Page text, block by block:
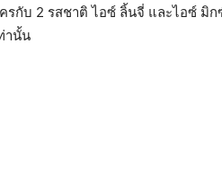
กับ 2 รสชาติ ไอซ์ ลิ้นจี่ และไอซ์ มิก
านั้น